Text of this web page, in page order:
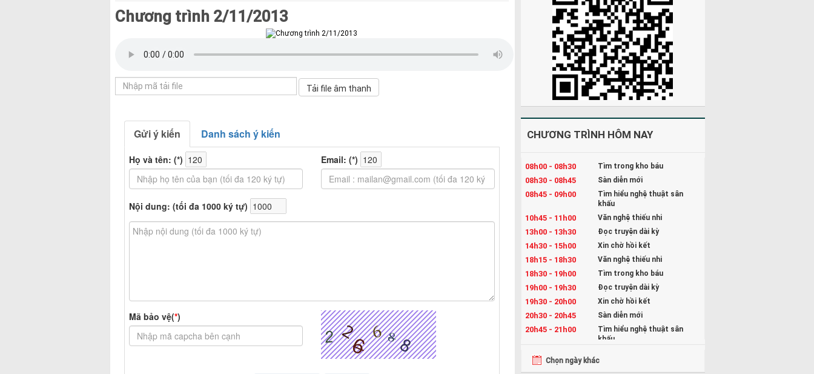
Chương trình 2/11/2013
CHƯƠNG TRÌNH HÔM NAY
08h00 - 08h30 Tìm trong kho báu
08h30 - 08h45 Sàn diễn mới
08h45 - 09h00
Tìm hiểu nghệ thuật sân
khấu
10h45 - 11h00 Văn nghệ thiếu nhi
13h00 - 13h30 Đọc truyện dài kỳ
14h30 - 15h00 Xin chờ hồi kết
18h15 - 18h30 Văn nghệ thiếu nhi
18h30 - 19h00 Tìm trong kho báu
19h00 - 19h30 Đọc truyện dài kỳ
19h30 - 20h00 Xin chờ hồi kết
20h30 - 20h45 Sàn diễn mới
20h45 - 21h00
Tìm hiểu nghệ thuật sân
khấu
22h30 - 23h00
Chọn ngày khác